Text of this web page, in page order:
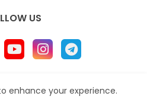
US
Radio
Contact us
enhance your experience.